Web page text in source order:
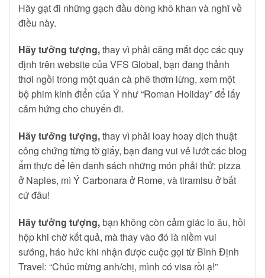
Hãy gạt đi những gạch đầu dòng khô khan và nghĩ về
điều này.
Hãy tưởng tượng,thay vì phải căng mắt đọc các quy
định trên website của VFS Global, bạn đang thảnh
thơi ngồi trong một quán cà phê thơm lừng, xem một
bộ phim kinh điển của Ý như “Roman Holiday” để lấy
cảm hứng cho chuyến đi.
Hãy tưởng tượng,thay vì phải loay hoay dịch thuật
công chứng từng tờ giấy, bạn đang vui vẻ lướt các blog
ẩm thực để lên danh sách những món phải thử: pizza
ở Naples, mì Ý Carbonara ở Rome, và tiramisu ở bất
cứ đâu!
Hãy tưởng tượng,bạn không còn cảm giác lo âu, hồi
hộp khi chờ kết quả, mà thay vào đó là niềm vui
sướng, háo hức khi nhận được cuộc gọi từ Bình Định
Travel: “Chúc mừng anh/chị, mình có visa rồi ạ!”